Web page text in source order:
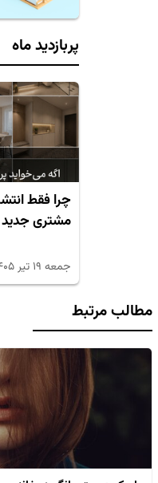
پربازدید ماه
چرا فقط
مشتری
جمعه ۱۹ تیر ۱۴۰۵
مطالب مرتبط